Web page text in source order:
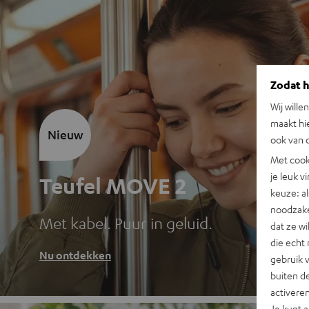
Teufel MOVE 2
Met kabel. Puur in geluid.
Nu ontdekken
Nieuw
Zodat
Wij
maakt
ook van
Met
je leuk
keuze:
dat ze
die echt
gebruik
buiten